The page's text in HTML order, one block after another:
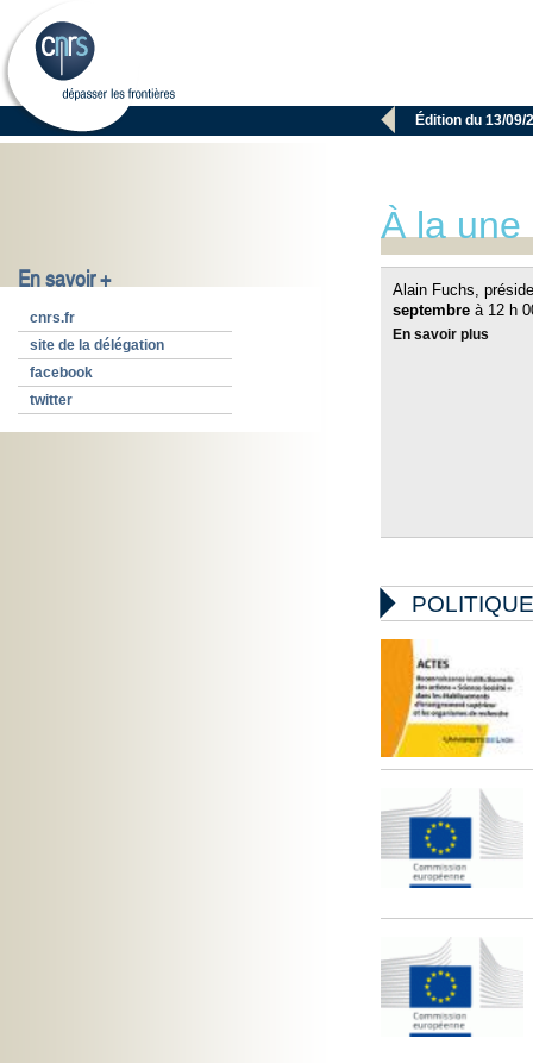
 Édition du 13/09/
En savoir +
cnrs.fr
site de la délégation
facebook
twitter
À la une
Alain Fuchs,
septembre à 12 h
En savoir plus
